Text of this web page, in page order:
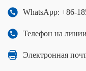
WhatsApp: +86-
Телефон на
Электронная